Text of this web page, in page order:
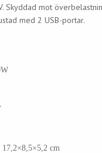
Skyddad mot
med 2 USB-portar.
cm